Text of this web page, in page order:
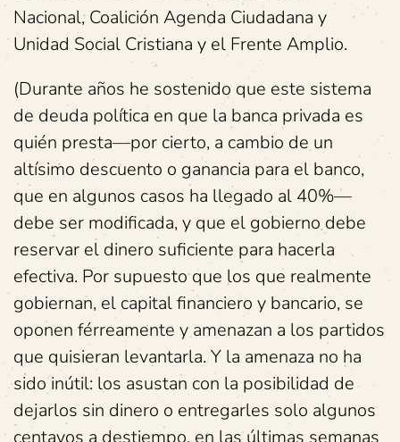
Nacional, Coalición Agenda Ciudadana y
Unidad Social Cristiana y el Frente Amplio.
(Durante años he sostenido que este sistema
de deuda política en que la banca privada es
quién presta—por cierto, a cambio de un
altísimo descuento o ganancia para el banco,
que en algunos casos ha llegado al 40%—
debe ser modificada, y que el gobierno debe
reservar el dinero suficiente para hacerla
efectiva. Por supuesto que los que realmente
gobiernan, el capital financiero y bancario, se
oponen férreamente y amenazan a los partidos
que quisieran levantarla. Y la amenaza no ha
sido inútil: los asustan con la posibilidad de
dejarlos sin dinero o entregarles solo algunos
centavos a destiempo, en las últimas semanas